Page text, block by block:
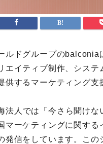
ルドグループのbalconia
エイティブ制作、システ
供するマーケティング支
法人では「今さら聞けな
マーケティングに関する
発信をしています。この